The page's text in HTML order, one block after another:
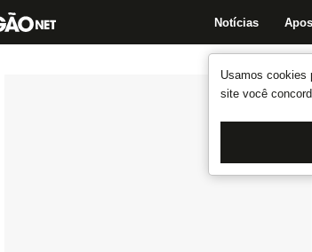
Usamos cookies
site você
Notícias